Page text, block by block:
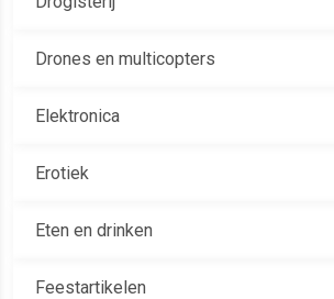
Drones en multicopters
Elektronica
Erotiek
Eten en drinken
Feestartikelen